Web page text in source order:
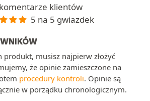
klientów
5 na 5 gwiazdek
produkt, musisz najpierw złożyć
że opinie zamieszczone na
procedury kontroli. Opinie są
w porządku chronologicznym.